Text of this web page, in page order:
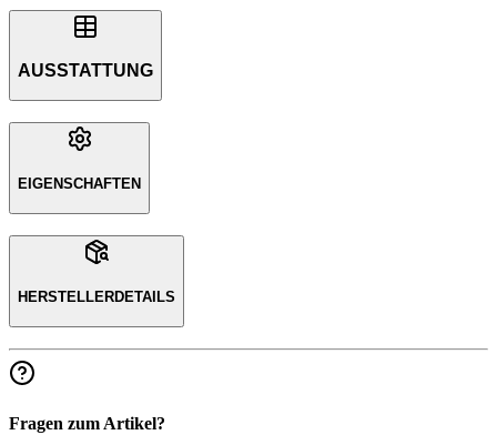
AUSSTATTUNG
EIGENSCHAFTEN
HERSTELLERDETAILS
Fragen zum Artikel?